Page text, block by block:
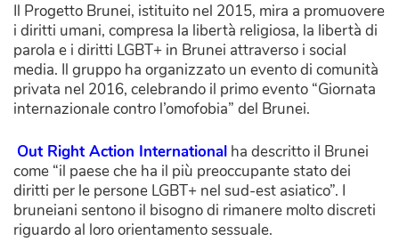
Il Progetto Brunei, istituito nel 2015, mira a promuovere
i diritti umani, compresa la libertà religiosa, la libertà di
parola e i diritti LGBT+ in Brunei attraverso i social
media. Il gruppo ha organizzato un evento di comunità
privata nel 2016, celebrando il primo evento “Giornata
internazionale contro l’omofobia” del Brunei.
Out Right Action International ha descritto il Brunei
come “il paese che ha il più preoccupante stato dei
diritti per le persone LGBT+ nel sud-est asiatico”. I
bruneiani sentono il bisogno di rimanere molto discreti
riguardo al loro orientamento sessuale.